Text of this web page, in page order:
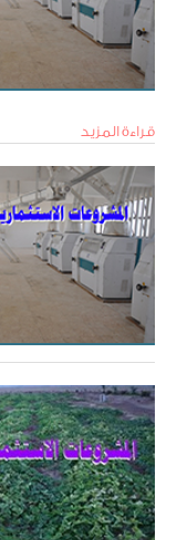
قراءة المزيد